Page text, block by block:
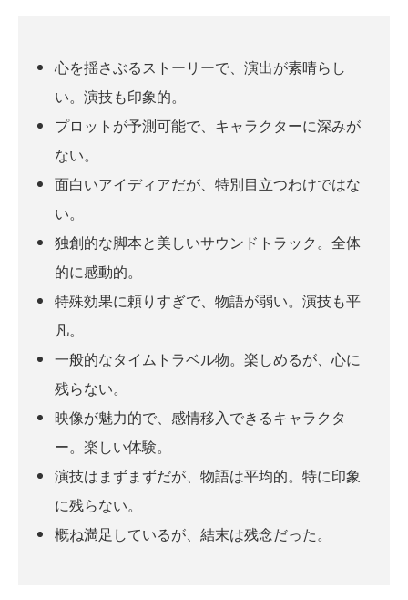
心を揺さぶるストーリーで、演出が素晴らし
い。演技も印象的。
プロットが予測可能で、キャラクターに深みが
ない。
面白いアイディアだが、特別目立つわけではな
い。
独創的な脚本と美しいサウンドトラック。全体
的に感動的。
特殊効果に頼りすぎで、物語が弱い。演技も平
凡。
一般的なタイムトラベル物。楽しめるが、心に
残らない。
映像が魅力的で、感情移入できるキャラクタ
ー。楽しい体験。
演技はまずまずだが、物語は平均的。特に印象
に残らない。
概ね満足しているが、結末は残念だった。